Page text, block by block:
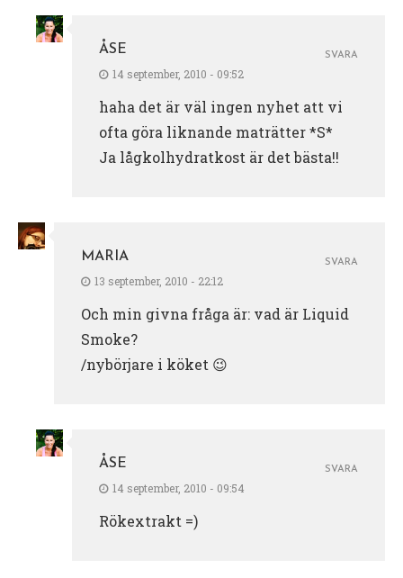
ÅSE
14 september, 2010 - 09:52
haha det är väl ingen nyhet att vi
ofta göra liknande maträtter *S*
Ja lågkolhydratkost är det bästa!!
SVARA
MARIA
13 september, 2010 - 22:12
Och min givna fråga är: vad är Liquid
Smoke?
/nybörjare i köket 😉
SVARA
ÅSE
14 september, 2010 - 09:54
Rökextrakt =)
SVARA